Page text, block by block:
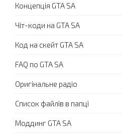
Концепція GTA SA
Чіт-коди на GTA SA
Код на скейт GTA SA
FAQ по GTA SA
Оригінальне радіо
Список файлів в папці
Моддинг GTA SA